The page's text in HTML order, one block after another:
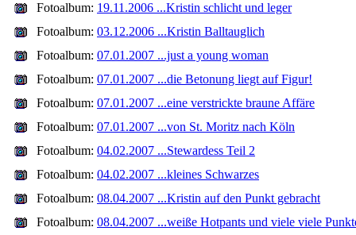
Fotoalbum: 19.11.2006 ...Kristin schlicht und leger
Fotoalbum: 03.12.2006 ...Kristin Balltauglich
Fotoalbum: 07.01.2007 ...just a young woman
Fotoalbum: 07.01.2007 ...die Betonung liegt auf Figur!
Fotoalbum: 07.01.2007 ...eine verstrickte braune Affäre
Fotoalbum: 07.01.2007 ...von St. Moritz nach Köln
Fotoalbum: 04.02.2007 ...Stewardess Teil 2
Fotoalbum: 04.02.2007 ...kleines Schwarzes
Fotoalbum: 08.04.2007 ...Kristin auf den Punkt gebracht
Fotoalbum: 08.04.2007 ...weiße Hotpants und viele viele